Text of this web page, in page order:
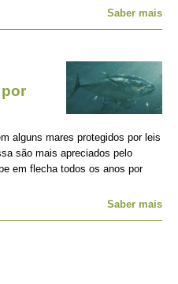
Saber mais
alguns mares protegidos por leis
são mais apreciados pelo
em flecha todos os anos por
Saber mais